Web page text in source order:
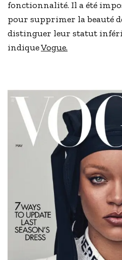
fonctionnalité. Il a été
pour supprimer la beauté
distinguer leur statut
indiqueVogue.